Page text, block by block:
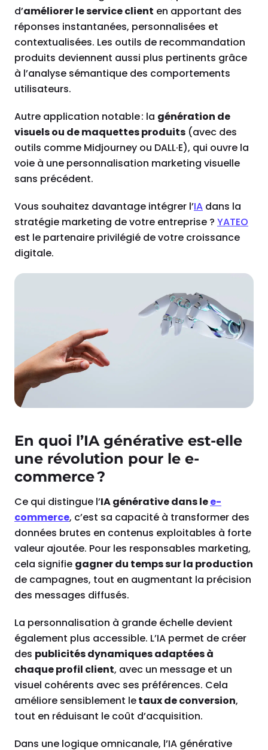
d’améliorer le service client en apportant des
réponses instantanées, personnalisées et
contextualisées. Les outils de recommandation
produits deviennent aussi plus pertinents grâce
à l’analyse sémantique des comportements
utilisateurs.
Autre application notable : la génération de
visuels ou de maquettes produits (avec des
outils comme Midjourney ou DALL·E), qui ouvre la
voie à une personnalisation marketing visuelle
sans précédent.
Vous souhaitez davantage intégrer l’IA dans la
stratégie marketing de votre entreprise ? YATEO
est le partenaire privilégié de votre croissance
digitale.
En quoi l’IA générative est-elle
une révolution pour le e-
commerce ?
Ce qui distingue l’IA générative dans lee-
commerce, c’est sa capacité à transformer des
données brutes en contenus exploitables à forte
valeur ajoutée. Pour les responsables marketing,
cela signifie gagner du temps sur la production
de campagnes, tout en augmentant la précision
des messages diffusés.
La personnalisation à grande échelle devient
également plus accessible. L’IA permet de créer
des publicités dynamiques adaptées à
chaque profil client, avec un message et un
visuel cohérents avec ses préférences. Cela
améliore sensiblement letaux de conversion,
tout en réduisant le coût d’acquisition.
Dans une logique omnicanale, l’IA générative